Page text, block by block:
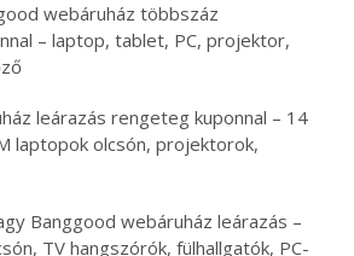
webáruház többszáz
– laptop, tablet, PC, projektor,
leárazás rengeteg kuponnal – 14
laptopok olcsón, projektorok,
Banggood webáruház leárazás –
TV hangszórók, fülhallgatók, PC-